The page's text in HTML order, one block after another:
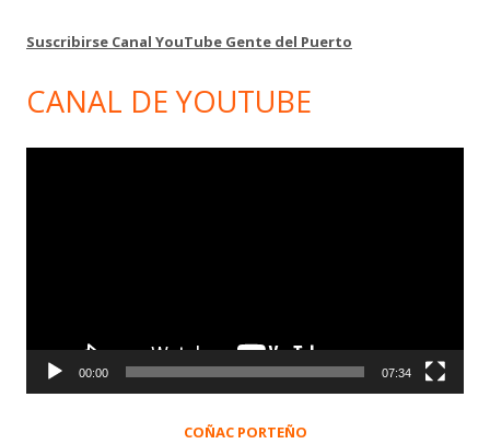
Suscribirse Canal YouTube Gente del Puerto
CANAL DE YOUTUBE
00:00 07:34
COÑAC PORTEÑO